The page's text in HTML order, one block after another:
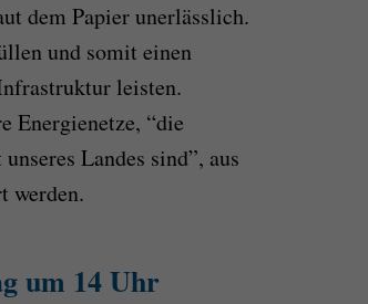
dem Papier unerlässlich.
und somit einen
leisten.
Energienetze, “die
Landes sind”, aus
werden.
um 14 Uhr